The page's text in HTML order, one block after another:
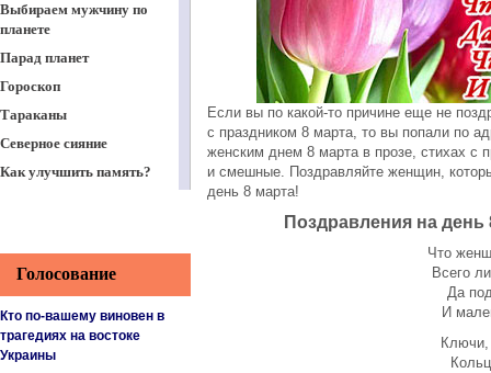
Если вы по какой-то причине еще не
с праздником 8 марта, то вы попали по
женским днем 8 марта в прозе, стихах с
и смешные. Поздравляйте женщин,
день 8 марта!
Поздравления на день
Что
Всего
Да
И
Выбираем мужчину по
планете
Парад планет
Гороскоп
Тараканы
Северное сияние
Как улучшить память?
Тайные знания славян.
Науз
Христовой. Часть 2
Поздравления с Пасхой
Голосование
Кто по-вашему виновен в
трагедиях на востоке
Украины